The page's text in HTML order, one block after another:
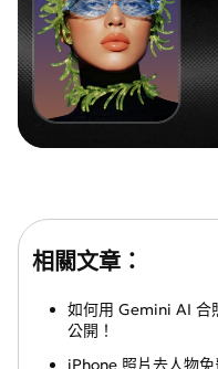
相關文章：
如何用 Gemini AI 合
公開！
iPhone 照片去人物